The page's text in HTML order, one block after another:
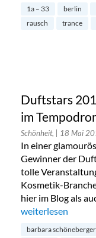
1a – 33 berlin
rausch
trance
Duftstars
im
Schönheit, | 18 Mai
In einer
Gewinner der
tolle
Kosmetik-
hier im Blog als
„Duftstars 2013:
weiterlesen
barbara schöneberger